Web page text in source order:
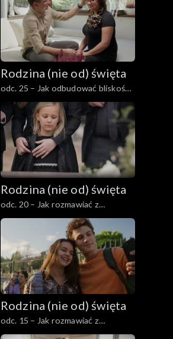
Rodzina (nie od) święta
odc. 25 – Jak odbudować bliskość
małżeńską po kryzysie?
Rodzina (nie od) święta
odc. 20 – Jak rozmawiać z
dzieckiem o śmierci, żałobie i
trudnych sprawach duchowych?
Rodzina (nie od) święta
odc. 15 – Jak rozmawiać z
nastolatkiem o jego znajomych i